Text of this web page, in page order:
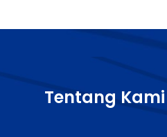
Tentang Kami